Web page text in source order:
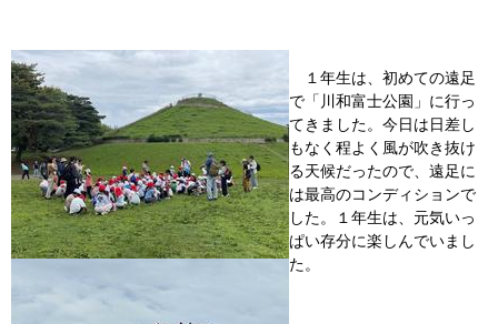
１年生は、初めての遠足
で「川和富士公園」に行っ
てきました。今日は日差し
もなく程よく風が吹き抜け
る天候だったので、遠足に
は最高のコンディションで
した。１年生は、元気いっ
ぱい存分に楽しんでいまし
た。